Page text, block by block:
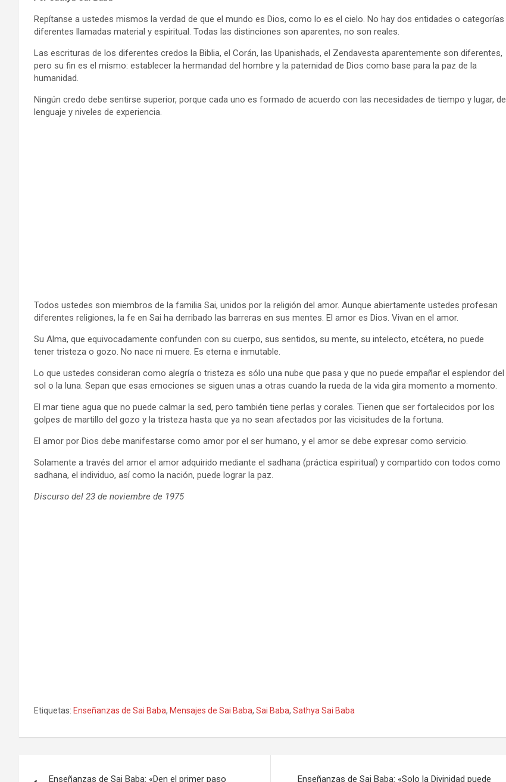
Repítanse a ustedes mismos la verdad de que el mundo es Dios, como lo es el cielo. No hay dos entidades o categorías
diferentes llamadas material y espiritual. Todas las distinciones son aparentes, no son reales.
Las escrituras de los diferentes credos la Biblia, el Corán, las Upanishads, el Zendavesta aparentemente son diferentes,
pero su fin es el mismo: establecer la hermandad del hombre y la paternidad de Dios como base para la paz de la
humanidad.
Ningún credo debe sentirse superior, porque cada uno es formado de acuerdo con las necesidades de tiempo y lugar, de
lenguaje y niveles de experiencia.
Todos ustedes son miembros de la familia Sai, unidos por la religión del amor. Aunque abiertamente ustedes profesan
diferentes religiones, la fe en Sai ha derribado las barreras en sus mentes. El amor es Dios. Vivan en el amor.
Su Alma, que equivocadamente confunden con su cuerpo, sus sentidos, su mente, su intelecto, etcétera, no puede
tener tristeza o gozo. No nace ni muere. Es eterna e inmutable.
Lo que ustedes consideran como alegría o tristeza es sólo una nube que pasa y que no puede empañar el esplendor del
sol o la luna. Sepan que esas emociones se siguen unas a otras cuando la rueda de la vida gira momento a momento.
El mar tiene agua que no puede calmar la sed, pero también tiene perlas y corales. Tienen que ser fortalecidos por los
golpes de martillo del gozo y la tristeza hasta que ya no sean afectados por las vicisitudes de la fortuna.
El amor por Dios debe manifestarse como amor por el ser humano, y el amor se debe expresar como servicio.
Solamente a través del amor el amor adquirido mediante el sadhana (práctica espiritual) y compartido con todos como
sadhana, el individuo, así como la nación, puede lograr la paz.
Discurso del 23 de noviembre de 1975
Etiquetas: Enseñanzas de Sai Baba, Mensajes de Sai Baba, Sai Baba, Sathya Sai Baba
Enseñanzas de Sai Baba: «Den el primer paso Enseñanzas de Sai Baba: «Solo la Divinidad puede